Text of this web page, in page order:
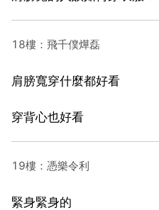
18樓：飛千僕燁磊
肩膀寬穿什麼都好看
穿背心也好看
19樓：憑樂令利
緊身緊身的